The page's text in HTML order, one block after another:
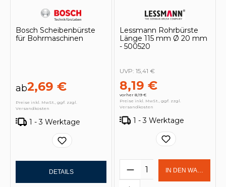
Bosch Scheibenbürste
für Bohrmaschinen
ab2,69 €
Preise inkl. MwSt., ggf. zzgl.
Versandkosten
1 - 3 Werktage
DETAILS
Lessmann Rohrbürste
Länge 115 mm Ø 20 mm
- 500520
8,19 €
vorher 8,19 €
UVP: 15,41 €
Preise inkl. MwSt., ggf. zzgl.
Versandkosten
1 - 3 Werktage
Produkt Anzahl:
IN DEN